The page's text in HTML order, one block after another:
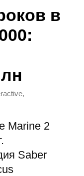
в
,
Marine 2
Saber